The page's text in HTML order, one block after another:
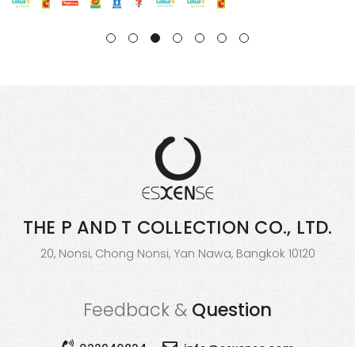
THE P AND T COLLECTION CO., LTD.
20, Nonsi, Chong Nonsi, Yan Nawa, Bangkok 10120
Feedback & Question